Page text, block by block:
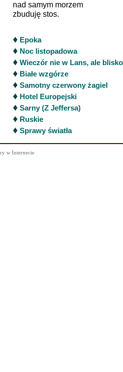
nad samym morzem
zbuduję stos.
♦ Epoka
♦ Noc listopadowa
♦ Wieczór nie w Lans, ale blisko
♦ Białe wzgórze
♦ Samotny czerwony żagiel
♦ Hotel Europejski
♦ Sarny (Z Jeffersa)
♦ Ruskie
♦ Sprawy światła
w Internecie